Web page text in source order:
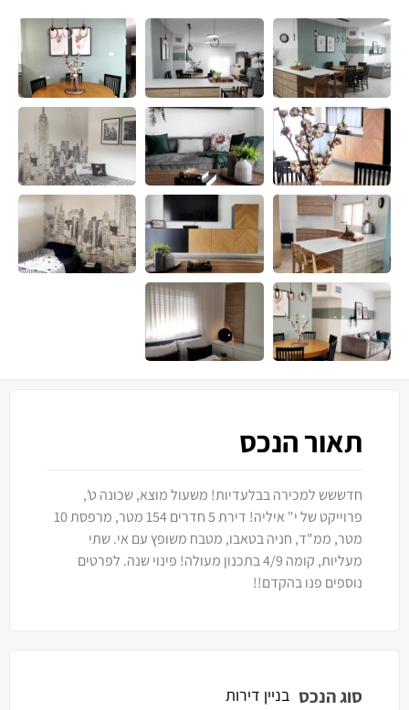
תאור הנכס
חדששש למכירה בבלעדיות! משעול מוצא, שכונה ט',
פרוייקט של י" איליה! דירת 5 חדרים 154 מטר, מרפסת 10
מטר, ממ"ד, חניה בטאבו, מטבח משופץ עם אי. שתי
מעליות, קומה 4/9 בתכנון מעולה! פינוי שנה. לפרטים
נוספים פנו בהקדם!!
סוג הנכס בניין דירות